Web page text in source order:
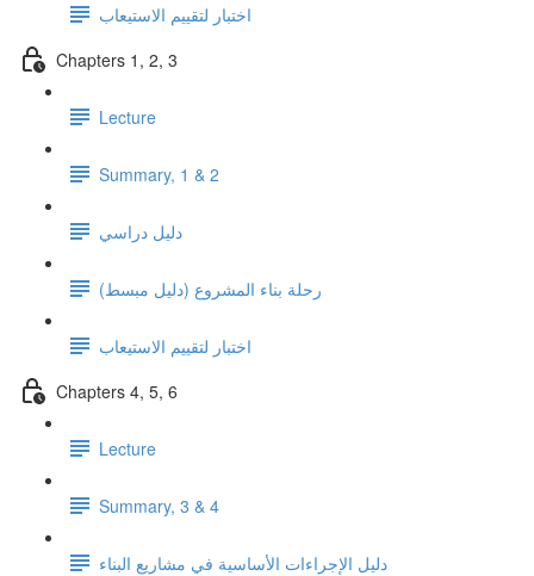
اختبار لتقييم الاستيعاب
Chapters 1, 2, 3
Lecture
Summary, 1 & 2
دليل دراسي
رحلة بناء المشروع (دليل مبسط)
اختبار لتقييم الاستيعاب
Chapters 4, 5, 6
Lecture
Summary, 3 & 4
دليل الإجراءات الأساسية في مشاريع البناء